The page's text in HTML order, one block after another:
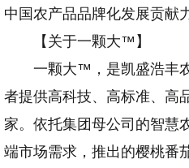
中国农产品品牌化发展贡献
【关于一颗大™】
一颗大™，是凯盛浩丰
者提供高科技、高标准、高
家。依托集团母公司的智慧
端市场需求，推出的樱桃番